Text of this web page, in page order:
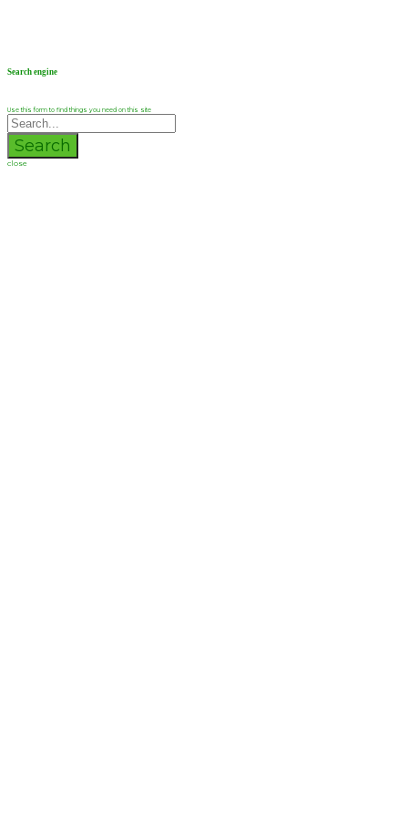
Search engine
Use this form to find things you need on this site
Search
close